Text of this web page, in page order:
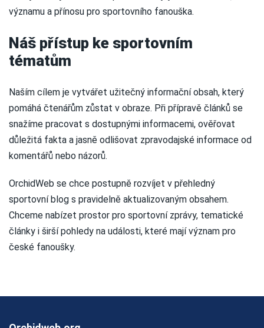
významu a přínosu pro sportovního fanouška.
Náš přístup ke sportovním
tématům
Naším cílem je vytvářet užitečný informační obsah, který
pomáhá čtenářům zůstat v obraze. Při přípravě článků se
snažíme pracovat s dostupnými informacemi, ověřovat
důležitá fakta a jasně odlišovat zpravodajské informace od
komentářů nebo názorů.
OrchidWeb se chce postupně rozvíjet v přehledný
sportovní blog s pravidelně aktualizovaným obsahem.
Chceme nabízet prostor pro sportovní zprávy, tematické
články i širší pohledy na události, které mají význam pro
české fanoušky.